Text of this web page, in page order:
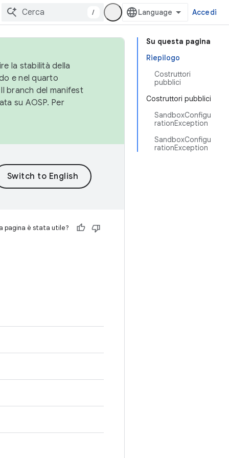
/ Accedi
Su questa pagina
Riepilogo
Costruttori
pubblici
Costruttori pubblici
SandboxConfigu
rationException
SandboxConfigu
rationException
la stabilità della
e nel quarto
branch del manifest
su AOSP. Per
pagina è stata utile?